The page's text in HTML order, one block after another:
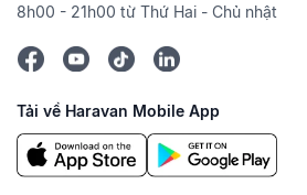
8h00 - 21h00 từ Thứ Hai - Chủ nhật
Tải về Haravan Mobile App